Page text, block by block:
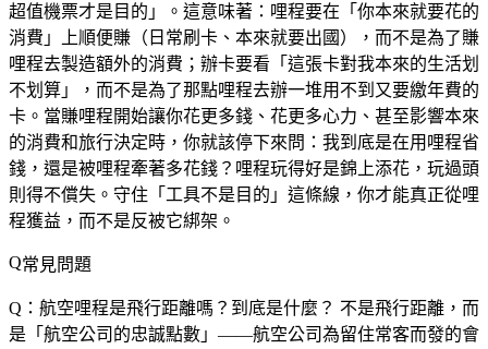
超值機票才是目的」。這意味著：哩程要在「你本來就要花的
消費」上順便賺（日常刷卡、本來就要出國），而不是為了賺
哩程去製造額外的消費；辦卡要看「這張卡對我本來的生活划
不划算」，而不是為了那點哩程去辦一堆用不到又要繳年費的
卡。當賺哩程開始讓你花更多錢、花更多心力、甚至影響本來
的消費和旅行決定時，你就該停下來問：我到底是在用哩程省
錢，還是被哩程牽著多花錢？哩程玩得好是錦上添花，玩過頭
則得不償失。守住「工具不是目的」這條線，你才能真正從哩
程獲益，而不是反被它綁架。
常見問題
Q：航空哩程是飛行距離嗎？到底是什麼？ 不是飛行距離，而
是「航空公司的忠誠點數」——航空公司為留住常客而發的會